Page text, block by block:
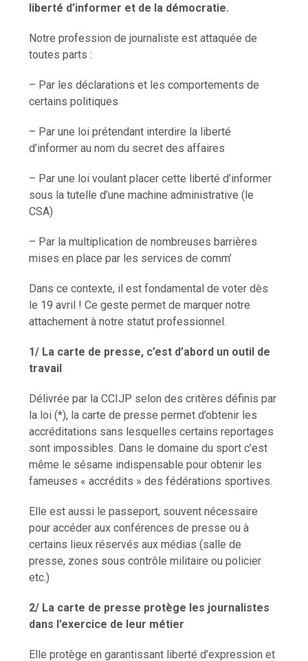
liberté d’informer et de la démocratie.
Notre profession de journaliste est attaquée de
toutes parts :
– Par les déclarations et les comportements de
certains politiques
– Par une loi prétendant interdire la liberté
d’informer au nom du secret des affaires
– Par une loi voulant placer cette liberté d’informer
sous la tutelle d’une machine administrative (le
CSA)
– Par la multiplication de nombreuses barrières
mises en place par les services de comm’
Dans ce contexte, il est fondamental de voter dès
le 19 avril ! Ce geste permet de marquer notre
attachement à notre statut professionnel.
1/ La carte de presse, c’est d’abord un outil de
travail
Délivrée par la CCIJP selon des critères définis par
la loi (*), la carte de presse permet d’obtenir les
accréditations sans lesquelles certains reportages
sont impossibles. Dans le domaine du sport c’est
même le sésame indispensable pour obtenir les
fameuses « accrédits » des fédérations sportives.
Elle est aussi le passeport, souvent nécessaire
pour accéder aux conférences de presse ou à
certains lieux réservés aux médias (salle de
presse, zones sous contrôle militaire ou policier
etc.)
2/ La carte de presse protège les journalistes
dans l’exercice de leur métier
Elle protège en garantissant liberté d’expression et